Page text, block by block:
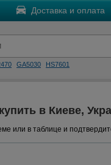
Доставка и оплата
GA5030 HS7601
в Киеве,
или в таблице и